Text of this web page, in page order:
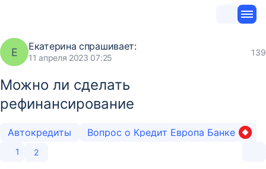
Е Екатерина спрашивает:
11 апреля 2023 07:25
139
Можно ли сделать
рефинансирование
Автокредиты Вопрос о Кредит Европа Банке
1 2